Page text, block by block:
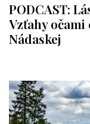
PODCAST:
Vzťahy
Nádaskej